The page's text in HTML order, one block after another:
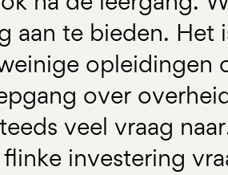
aan te bieden.
opleidingen
over
veel vraag
investering